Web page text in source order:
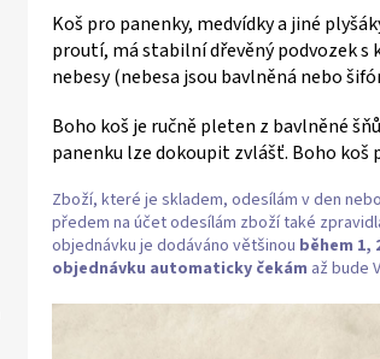
Koš pro panenky, medvídky a jiné
proutí, má stabilní dřevěný podvozek s
nebesy (nebesa jsou bavlněná nebo
Boho koš je ručně pleten z bavlněné
panenku lze dokoupit zvlášť. Boho
Zboží, které je skladem, odesílám v den
předem na účet odesílám zboží také
objednávku je dodáváno většinou během 1,
objednávku automaticky čekám až bude